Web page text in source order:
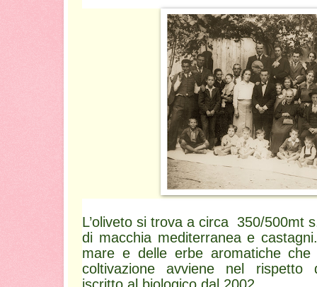
L’oliveto si trova a circa 350/500mt
di macchia mediterranea e
mare e delle erbe aromatiche che
coltivazione avviene nel rispetto